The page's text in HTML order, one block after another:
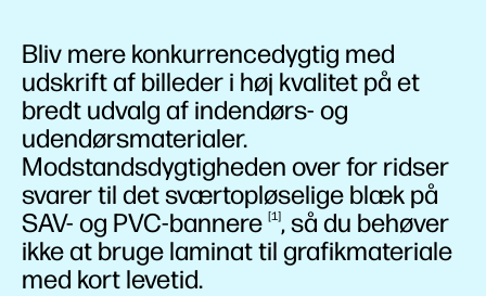
Bliv mere konkurrencedygtig med
udskrift af billeder i høj kvalitet på et
bredt udvalg af indendørs- og
udendørsmaterialer.
Modstandsdygtigheden over for ridser
svarer til det sværtopløselige blæk på
SAV- og PVC-bannere 1 , så du behøver
ikke at bruge laminat til grafikmateriale
med kort levetid.